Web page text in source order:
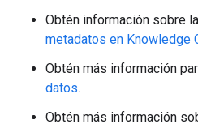
Obtén información sobre la
metadatos en Knowledge
Obtén más información
datos.
Obtén más información